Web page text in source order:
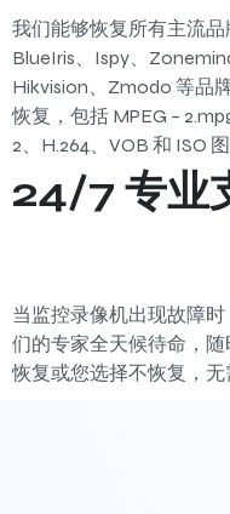
我们能够恢复所有主流
BlueIris、Ispy、
Hikvision、Zmodo 等品
恢复，包括 MPEG –
2、H.264、VOB 和 ISO
24/7 专业
当监控录像机出现故障
们的专家全天候待命，
恢复或您选择不恢复，无